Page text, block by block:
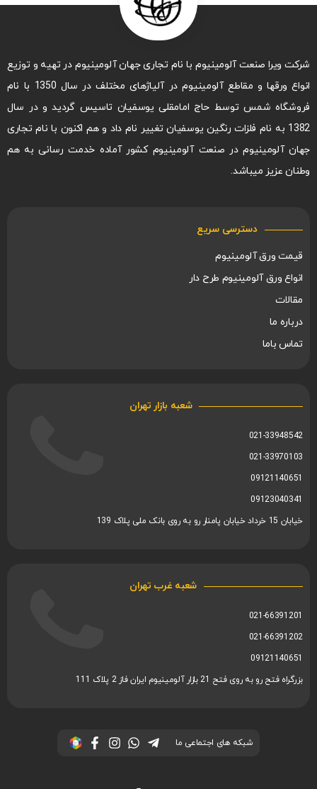
شرکت ویرا صنعت آلومینیوم با نام تجاری جهان آلومینیوم در تهیه و توزیع
انواع ورقها و مقاطع آلومینیوم در آلیاژهای مختلف در سال 1350 با نام
فروشگاه شمس توسط حاج امامقلی یوسفیان تاسیس گردید و در سال
1382 به نام فلزات رنگین یوسفیان تغییر نام داد و هم اکنون با نام تجاری
جهان آلومینیوم در صنعت آلومینیوم کشور آماده خدمت رسانی به هم
وطنان عزیز میباشد.
دسترسی سریع
قیمت ورق آلومینیوم
انواع ورق آلومینیوم طرح دار
مقالات
درباره ما
تماس باما
شعبه بازار تهران
021-33948542
021-33970103
09121140651
09123040341
خیابان 15 خرداد خیابان پامنار رو به روی بانک ملی پلاک 139
شعبه غرب تهران
021-66391201
021-66391202
09121140651
بزرگراه فتح رو به روی فتح 21 بازار آلومینیوم ایران فاز 2 پلاک 111
شبکه های اجتماعی ما